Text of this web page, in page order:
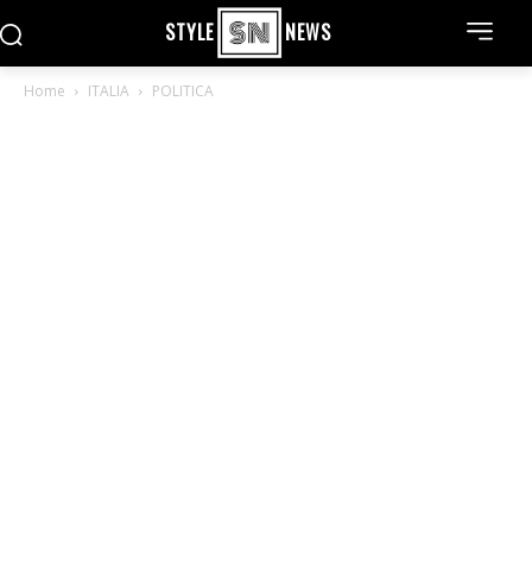
STYLE NEWS
Home ITALIA POLITICA